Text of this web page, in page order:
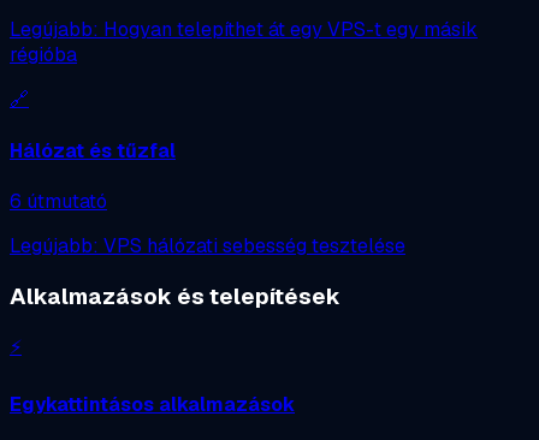
Legújabb: Hogyan telepíthet át egy VPS-t egy másik
régióba
🔗
Hálózat és tűzfal
6 útmutató
Legújabb: VPS hálózati sebesség tesztelése
Alkalmazások és telepítések
⚡
Egykattintásos alkalmazások